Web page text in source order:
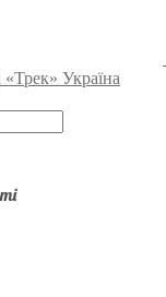
Україна